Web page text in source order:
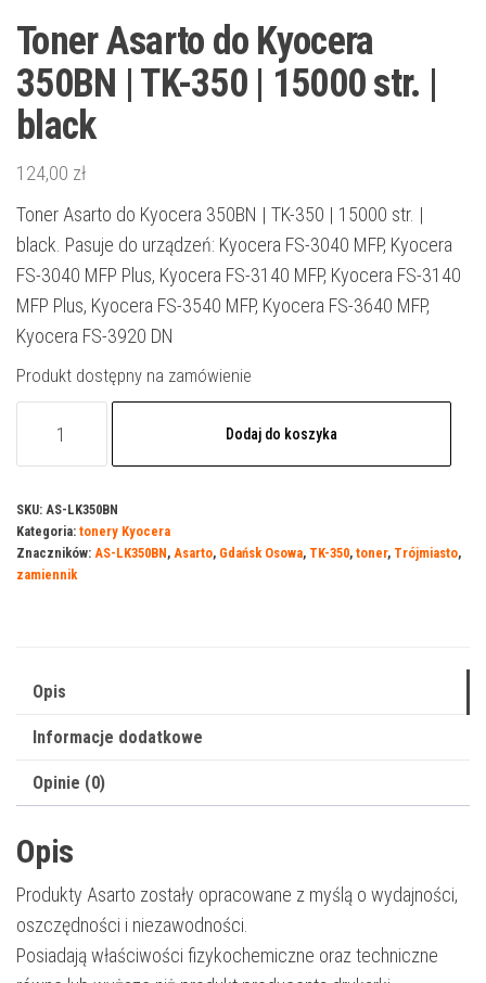
Toner Asarto do Kyocera
350BN | TK-350 | 15000 str. |
black
124,00 zł
Toner Asarto do Kyocera 350BN | TK-350 | 15000 str. |
black. Pasuje do urządzeń: Kyocera FS-3040 MFP, Kyocera
FS-3040 MFP Plus, Kyocera FS-3140 MFP, Kyocera FS-3140
MFP Plus, Kyocera FS-3540 MFP, Kyocera FS-3640 MFP,
Kyocera FS-3920 DN
Produkt dostępny na zamówienie
do
Kyocera
350BN
str.
black
Dodaj do koszyka
SKU: AS-LK350BN
Kategoria: tonery Kyocera
Znaczników: AS-LK350BN, Asarto, Gdańsk Osowa, TK-350, toner, Trójmiasto,
zamiennik
Opis
Informacje dodatkowe
Opinie (0)
Opis
Produkty Asarto zostały opracowane z myślą o wydajności,
oszczędności i niezawodności.
Posiadają właściwości fizykochemiczne oraz techniczne